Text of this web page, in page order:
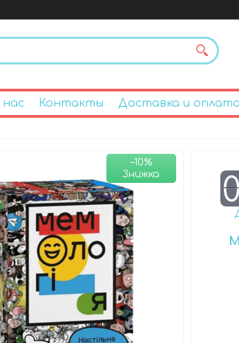
Контакты Доставка и оплата
–10%